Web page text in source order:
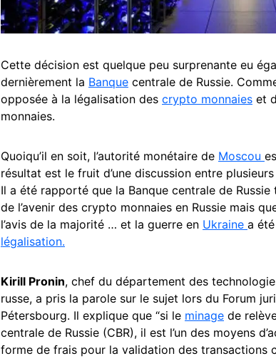
Cette décision est quelque peu surprenante eu
dernièrement la Banque centrale de Russie.
opposée à la légalisation des crypto monnaies et
monnaies.
Quoiqu’il en soit, l’autorité monétaire de Moscou
résultat est le fruit d’une discussion entre
Il a été rapporté que la Banque centrale de
de l’avenir des crypto monnaies en Russie mais
l’avis de la majorité … et la guerre en Ukraine a
légalisation.
Kirill Pronin, chef du département des
russe, a pris la parole sur le sujet lors du Forum
Pétersbourg. Il explique que “si le minage de
centrale de Russie (CBR), il est l’un des moyens
forme de frais pour la validation des transactions